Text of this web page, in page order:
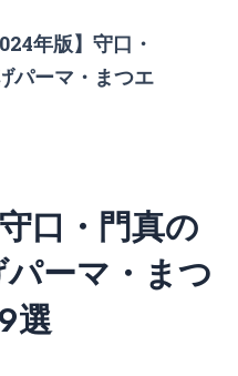
年版】守口・
パーマ・まつエ
口・門真の
ーマ・まつ
選